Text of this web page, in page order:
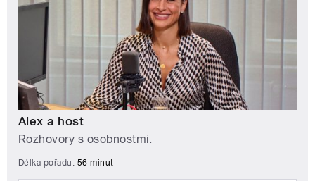
Alex a host
Rozhovory s osobnostmi.
Délka pořadu: 56 minut